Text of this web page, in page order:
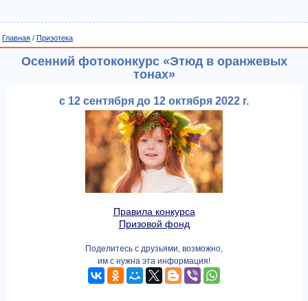
Главная / Призотека
Осенний фотоконкурс «Этюд в оранжевых
тонах»
с 12 сентября до 12 октября 2022 г.
Правила конкурса
Призовой фонд
Поделитесь с друзьями, возможно,
им с нужна эта информация!